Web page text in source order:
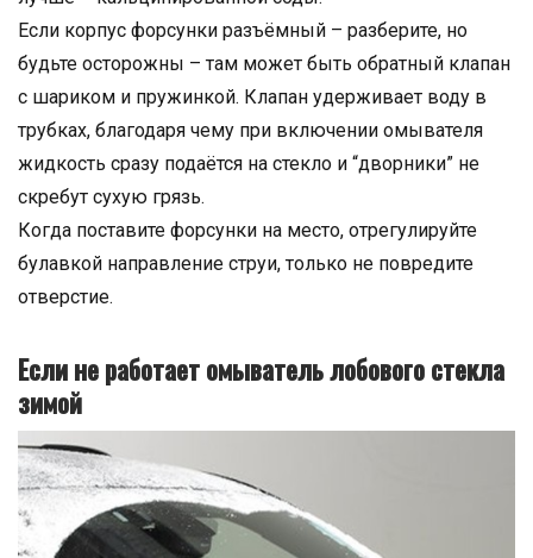
Если корпус форсунки разъёмный – разберите, но
будьте осторожны – там может быть обратный клапан
с шариком и пружинкой. Клапан удерживает воду в
трубках, благодаря чему при включении омывателя
жидкость сразу подаётся на стекло и “дворники” не
скребут сухую грязь.
Когда поставите форсунки на место, отрегулируйте
булавкой направление струи, только не повредите
отверстие.
Если не работает омыватель лобового стекла
зимой